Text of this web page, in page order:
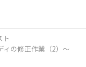
ト
ィの修正作業（2）～